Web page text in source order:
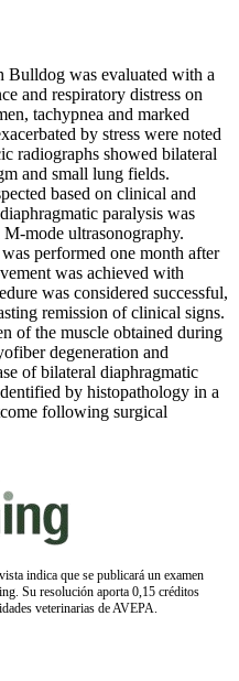
Bulldog was evaluated with a
and respiratory distress on
tachypnea and marked
by stress were noted
radiographs showed bilateral
and small lung fields.
based on clinical and
paralysis was
mode ultrasonography.
performed one month after
was achieved with
was considered successful,
remission of clinical signs.
of the muscle obtained during
degeneration and
of bilateral diaphragmatic
by histopathology in a
following surgical
indica que se publicará un examen
Su resolución aporta 0,15 créditos
veterinarias de AVEPA.